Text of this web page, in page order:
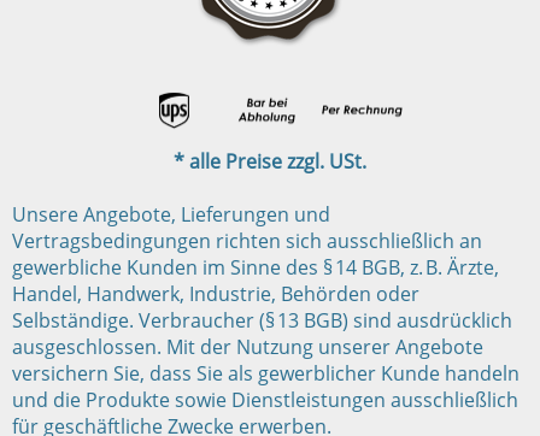
* alle Preise zzgl. USt.
Unsere Angebote, Lieferungen und
Vertragsbedingungen richten sich ausschließlich an
gewerbliche Kunden im Sinne des § 14 BGB, z. B. Ärzte,
Handel, Handwerk, Industrie, Behörden oder
Selbständige. Verbraucher (§ 13 BGB) sind ausdrücklich
ausgeschlossen. Mit der Nutzung unserer Angebote
versichern Sie, dass Sie als gewerblicher Kunde handeln
und die Produkte sowie Dienstleistungen ausschließlich
für geschäftliche Zwecke erwerben.